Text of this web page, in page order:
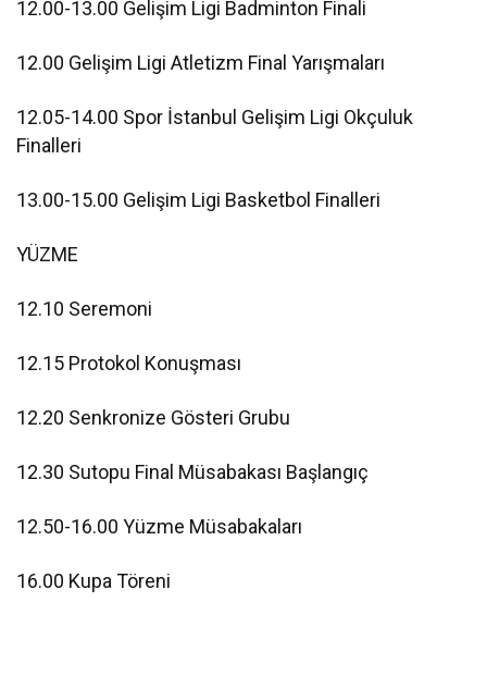
12.00-13.00 Gelişim Ligi Badminton Finali
12.00 Gelişim Ligi Atletizm Final Yarışmaları
12.05-14.00 Spor İstanbul Gelişim Ligi Okçuluk
Finalleri
13.00-15.00 Gelişim Ligi Basketbol Finalleri
YÜZME
12.10 Seremoni
12.15 Protokol Konuşması
12.20 Senkronize Gösteri Grubu
12.30 Sutopu Final Müsabakası Başlangıç
12.50-16.00 Yüzme Müsabakaları
16.00 Kupa Töreni